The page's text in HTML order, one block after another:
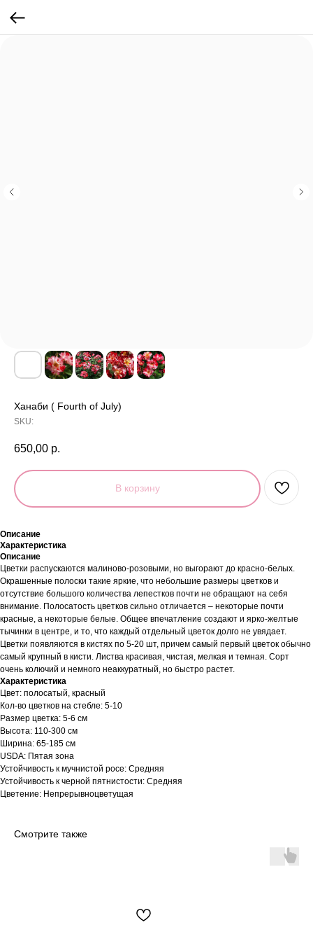
Ханаби ( Fourth of July)
SKU:
650,00 р.
В корзину
Описание
Характеристика
Описание
Цветки распускаются малиново-розовыми, но выгорают до красно-белых.
Окрашенные полоски такие яркие, что небольшие размеры цветков и
отсутствие большого количества лепестков почти не обращают на себя
внимание. Полосатость цветков сильно отличается – некоторые почти
красные, а некоторые белые. Общее впечатление создают и ярко-желтые
тычинки в центре, и то, что каждый отдельный цветок долго не увядает.
Цветки появляются в кистях по 5-20 шт, причем самый первый цветок обычно
самый крупный в кисти. Листва красивая, чистая, мелкая и темная. Сорт
очень колючий и немного неаккуратный, но быстро растет.
Характеристика
Цвет: полосатый, красный
Кол-во цветков на стебле: 5-10
Размер цветка: 5-6 см
Высота: 110-300 см
Ширина: 65-185 см
USDA: Пятая зона
Устойчивость к мучнистой росе: Средняя
Устойчивость к черной пятнистости: Средняя
Цветение: Непрерывноцветущая
Смотрите также